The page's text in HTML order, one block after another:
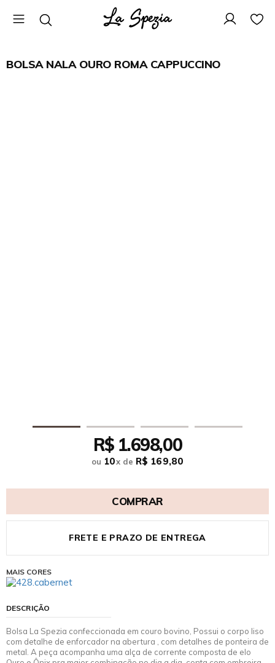
BOLSA NALA OURO ROMA CAPPUCCINO
R$ 1.698,00
ou 10xde R$ 169,80
COMPRAR
FRETE E PRAZO DE ENTREGA
MAIS CORES
DESCRIÇÃO
Bolsa La Spezia confeccionada em couro bovino, Possui o corpo liso
com detalhe de enforcador na abertura , com detalhes de ponteira de
metal. A peça acompanha uma alça de corrente composta de elo